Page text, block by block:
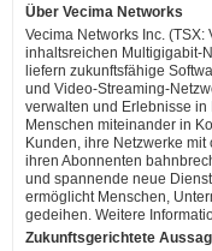
Über Vecima Networks
Vecima Networks Inc.
inhaltsreichen Multigigabit-
liefern zukunftsfähige
und Video-Streaming-
verwalten und Erlebnisse
Menschen miteinander in
Kunden, ihre Netzwerke
ihren Abonnenten
und spannende neue
ermöglicht Menschen,
gedeihen. Weitere
Zukunftsgerichtete